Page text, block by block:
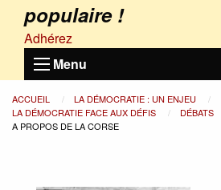
populaire !
Adhérez
Menu
ACCUEIL
LA DÉMOCRATIE : UN ENJEU
LA DÉMOCRATIE FACE AUX DÉFIS
DÉBATS
A PROPOS DE LA CORSE